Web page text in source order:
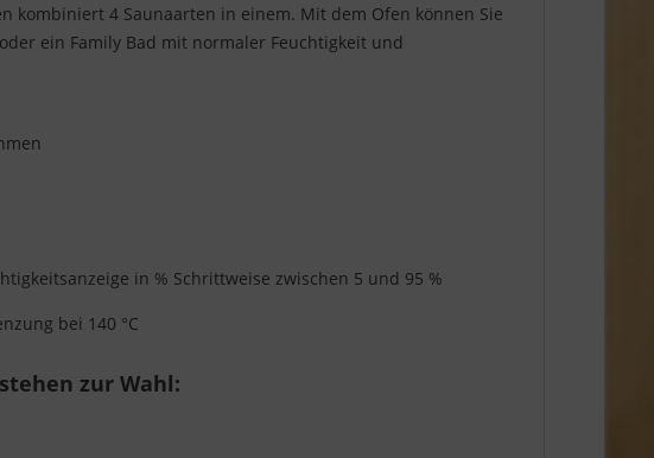
kombiniert 4 Saunaarten in einem. Mit dem Ofen können Sie
ein Family Bad mit normaler Feuchtigkeit und
in % Schrittweise zwischen 5 und 95 %
bei 140 °C
zur Wahl: